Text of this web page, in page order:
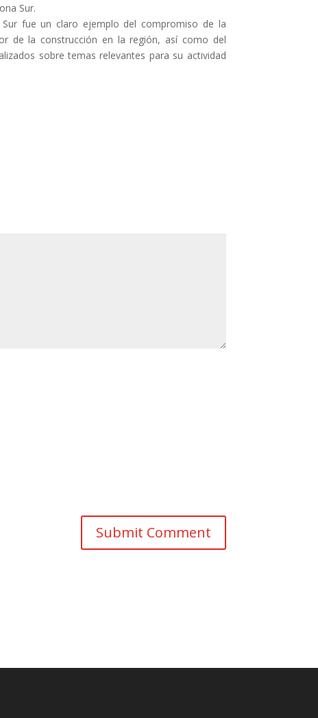
Sur.
fue un claro ejemplo del compromiso de la
de la construcción en la región, así como del
sobre temas relevantes para su actividad